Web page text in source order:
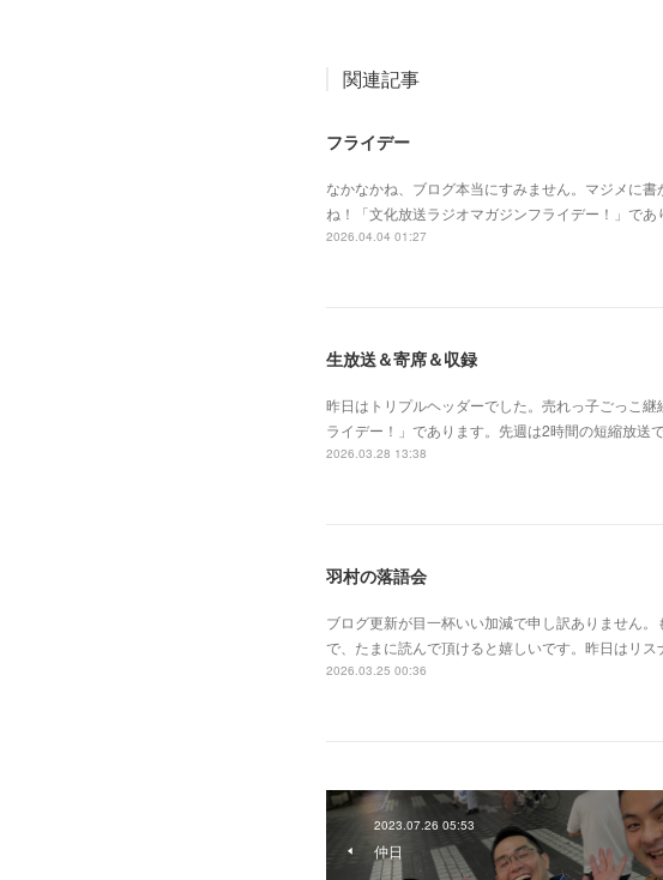
関連記事
フライデー
なかなかね、ブログ本当にすみません。マジメに
ね！「文化放送ラジオマガジンフライデー！」で
2026.04.04 01:27
生放送＆寄席＆収録
昨日はトリプルヘッダーでした。売れっ子ごっこ
ライデー！」であります。先週は2時間の短縮放送
2026.03.28 13:38
羽村の落語会
ブログ更新が目一杯いい加減で申し訳ありません
で、たまに読んで頂けると嬉しいです。昨日はリ
2026.03.25 00:36
2023.07.26 05:53
仲日